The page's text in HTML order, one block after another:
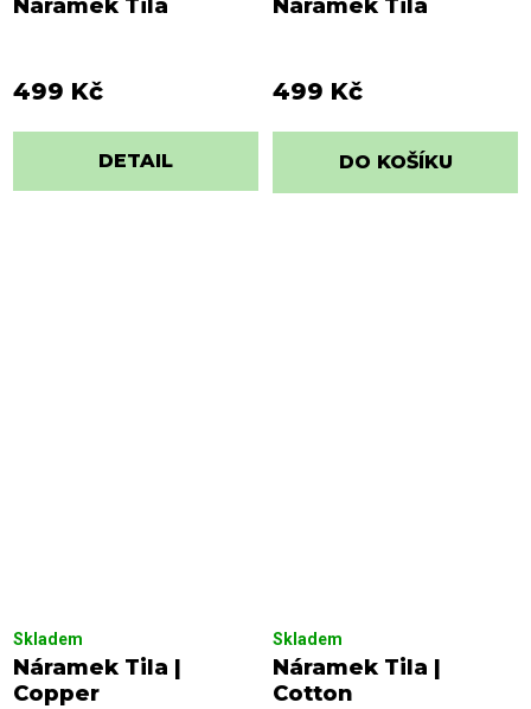
Náramek Tila
499 Kč
DETAIL
Náramek Tila
499 Kč
DO KOŠÍKU
Náramek Tila |
Copper
Skladem
Náramek Tila |
Cotton
Skladem